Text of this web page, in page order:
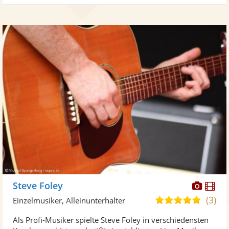
Fotos
Steve Foley
5,0
5
(3)
Einzelmusiker, Alleinunterhalter
Als Profi-Musiker spielte Steve Foley in verschiedensten